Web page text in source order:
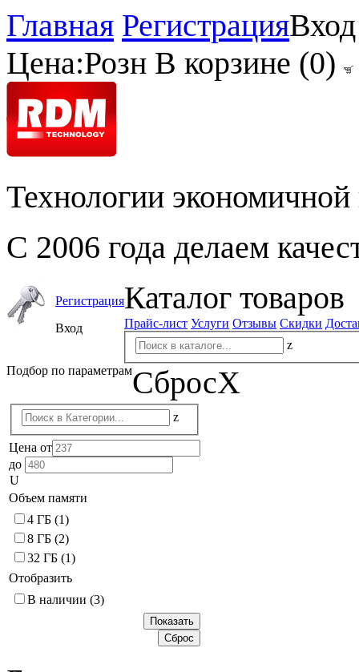
Главная РегистрацияВход
Цена:Розн В корзине (0)
Технологии экономичной
С 2006 года делаем
Регистрация
Вход
Каталог товаров
Прайс-лист Услуги Отзывы Скидки
z
Подбор по параметрамСбросX
z
Цена от
до
U
Объем памяти
4 ГБ (1)
8 ГБ (2)
32 ГБ (1)
Отобразить
В наличии (3)